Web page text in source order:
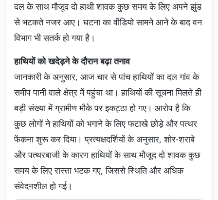
दल के साथ मौजूद दो हाथी शावक कुछ समय के लिए अपने झुंड
से भटकते नजर आए। घटना का वीडियो सामने आने के बाद वन
विभाग भी सतर्क हो गया है।
हाथियों को खदेड़ने के दौरान बढ़ा तनाव
जानकारी के अनुसार, आज चार से पांच हाथियों का दल गांव के
समीप पानी वाले क्षेत्र में पहुंचा था। हाथियों की सूचना मिलते ही
बड़ी संख्या में ग्रामीण मौके पर इकट्ठा हो गए। आरोप है कि
कुछ लोगों ने हाथियों को भगाने के लिए फटाखे छोड़े और पत्थर
फेंकना शुरू कर दिया। प्रत्यक्षदर्शियों के अनुसार, शोर-शराबे
और पत्थरबाजी के कारण हाथियों के साथ मौजूद दो शावक कुछ
समय के लिए रास्ता भटक गए, जिससे स्थिति और अधिक
संवेदनशील हो गई।